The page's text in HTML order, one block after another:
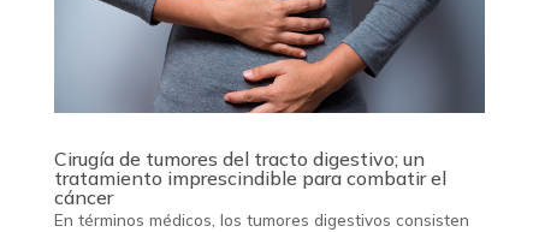
Cirugía de tumores del tracto digestivo; un
tratamiento imprescindible para combatir el
cáncer
En términos médicos, los tumores digestivos consisten